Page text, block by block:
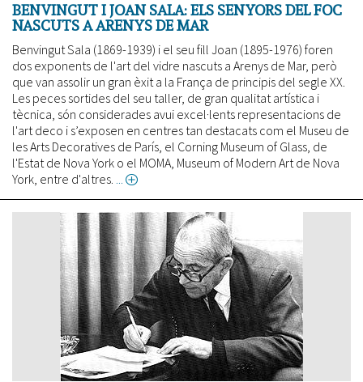
BENVINGUT I JOAN SALA: ELS SENYORS DEL FOC
NASCUTS A ARENYS DE MAR
Benvingut Sala (1869-1939) i el seu fill Joan (1895-1976) foren
dos exponents de l'art del vidre nascuts a Arenys de Mar, però
que van assolir un gran èxit a la França de principis del segle XX.
Les peces sortides del seu taller, de gran qualitat artística i
tècnica, són considerades avui excel·lents representacions de
l'art deco i s’exposen en centres tan destacats com el Museu de
les Arts Decoratives de París, el Corning Museum of Glass, de
l'Estat de Nova York o el MOMA, Museum of Modern Art de Nova
York, entre d'altres.
i
Joan
Sala:
els
senyors
del
foc
nascuts
a
Arenys
de